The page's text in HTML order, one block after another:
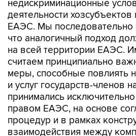
недискриминационные
деятельности хозсубъектов
ЕАЭС. Мы последовательно
что аналогичный подход
на всей территории ЕАЭС.
считаем принципиально
меры, способные повлиять
и услуг государств-членов
принимались
правом ЕАЭС, на основе
процедур и в рамках
взаимодействия между